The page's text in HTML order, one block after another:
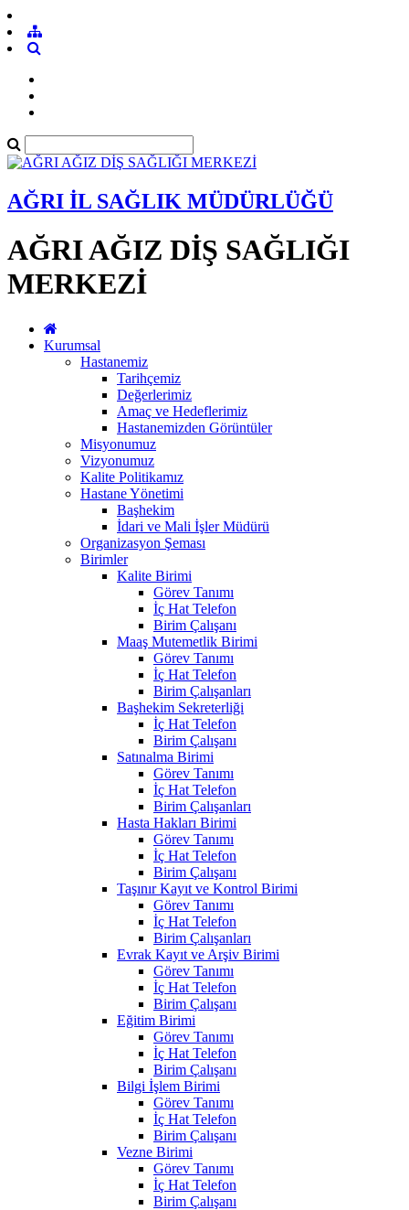
AĞRI İL SAĞLIK MÜDÜRLÜĞÜ
AĞRI AĞIZ DİŞ SAĞLIĞI
MERKEZİ
Kurumsal
Hastanemiz
Tarihçemiz
Değerlerimiz
Amaç ve Hedeflerimiz
Hastanemizden Görüntüler
Misyonumuz
Vizyonumuz
Kalite Politikamız
Hastane Yönetimi
Başhekim
İdari ve Mali İşler Müdürü
Organizasyon Şeması
Birimler
Kalite Birimi
Görev Tanımı
İç Hat Telefon
Birim Çalışanı
Maaş Mutemetlik Birimi
Görev Tanımı
İç Hat Telefon
Birim Çalışanları
Başhekim Sekreterliği
İç Hat Telefon
Birim Çalışanı
Satınalma Birimi
Görev Tanımı
İç Hat Telefon
Birim Çalışanları
Hasta Hakları Birimi
Görev Tanımı
İç Hat Telefon
Birim Çalışanı
Taşınır Kayıt ve Kontrol Birimi
Görev Tanımı
İç Hat Telefon
Birim Çalışanları
Evrak Kayıt ve Arşiv Birimi
Görev Tanımı
İç Hat Telefon
Birim Çalışanı
Eğitim Birimi
Görev Tanımı
İç Hat Telefon
Birim Çalışanı
Bilgi İşlem Birimi
Görev Tanımı
İç Hat Telefon
Birim Çalışanı
Vezne Birimi
Görev Tanımı
İç Hat Telefon
Birim Çalışanı